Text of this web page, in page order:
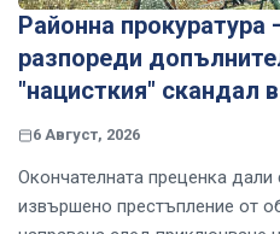
Районна прокуратура
разпореди
"нацисткия" скандал
6 Август, 2026
Окончателната преценка
извършено престъпление от